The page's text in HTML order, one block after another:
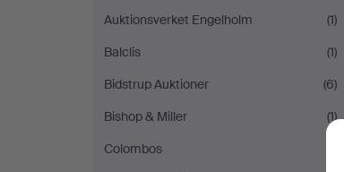
Auktionsverket Engelholm
(1)
Balclis
(1)
Bidstrup Auktioner
(6)
Bishop & Miller
(1)
Colombos